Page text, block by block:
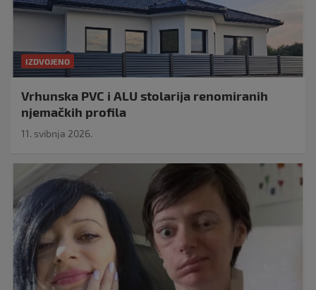
IZDVOJENO
Vrhunska PVC i ALU stolarija renomiranih
njemačkih profila
11. svibnja 2026.